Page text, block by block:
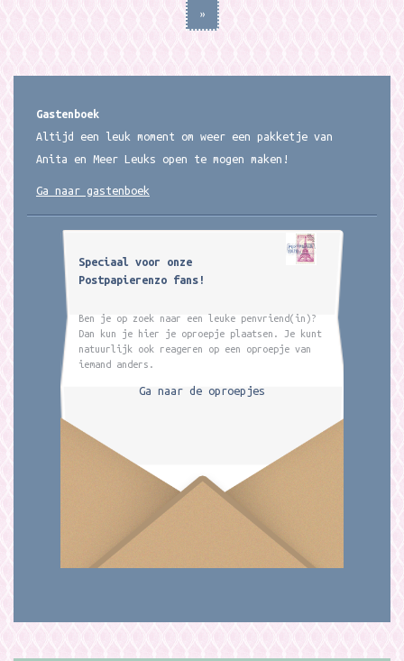
»
Gastenboek
Altijd een leuk moment om weer een pakketje van
Anita en Meer Leuks open te mogen maken!
Ga naar gastenboek
Speciaal voor onze
Postpapierenzo fans!
Ben je op zoek naar een leuke penvriend(in)?
Dan kun je hier je oproepje plaatsen. Je kunt
natuurlijk ook reageren op een oproepje van
iemand anders.
Ga naar de oproepjes